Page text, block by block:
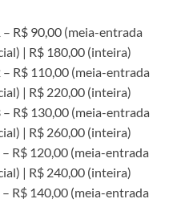
R$ 90,00 (meia-entrada
| R$ 180,00 (inteira)
R$ 110,00 (meia-entrada
| R$ 220,00 (inteira)
R$ 130,00 (meia-entrada
| R$ 260,00 (inteira)
R$ 120,00 (meia-entrada
| R$ 240,00 (inteira)
R$ 140,00 (meia-entrada